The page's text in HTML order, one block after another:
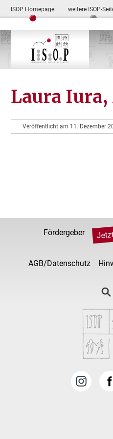
ISOP Homepage weitere ISOP-
Laura Iura,
Veröffentlicht am 11. Dezember
Fördergeber
AGB/Datenschutz